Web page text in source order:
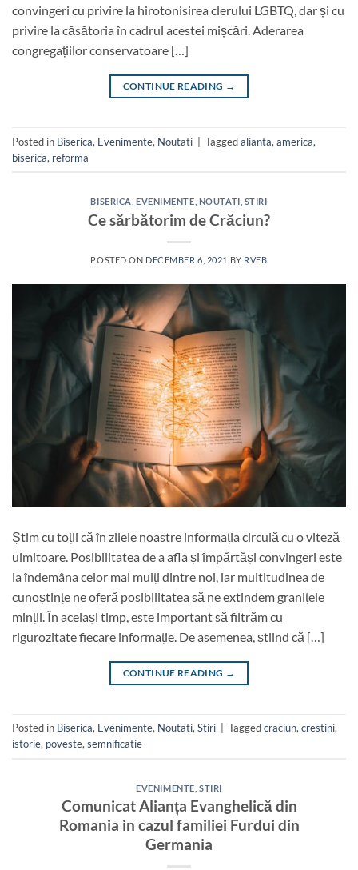
convingeri cu privire la hirotonisirea clerului LGBTQ, dar și cu
privire la căsătoria în cadrul acestei mișcări. Aderarea
congregațiilor conservatoare […]
CONTINUE READING →
Posted in Biserica, Evenimente, Noutati Taggedalianta, america,
biserica, reforma
BISERICA EVENIMENTE NOUTATI STIRI
Ce sărbătorim de Crăciun?
POSTED ON DECEMBER 6, 2021 BY RVEB
Știm cu toții că în zilele noastre informația circulă cu o viteză
uimitoare. Posibilitatea de a afla și împărtăși convingeri este
la îndemâna celor mai mulți dintre noi, iar multitudinea de
cunoștințe ne oferă posibilitatea să ne extindem granițele
minții. În același timp, este important să filtrăm cu
rigurozitate fiecare informație. De asemenea, știind că […]
CONTINUE READING →
Posted in Biserica, Evenimente, Noutati, Stiri Taggedcraciun, crestini,
istorie, poveste, semnificatie
EVENIMENTE STIRI
Comunicat Alianța Evanghelică din
Romania in cazul familiei Furdui din
Germania